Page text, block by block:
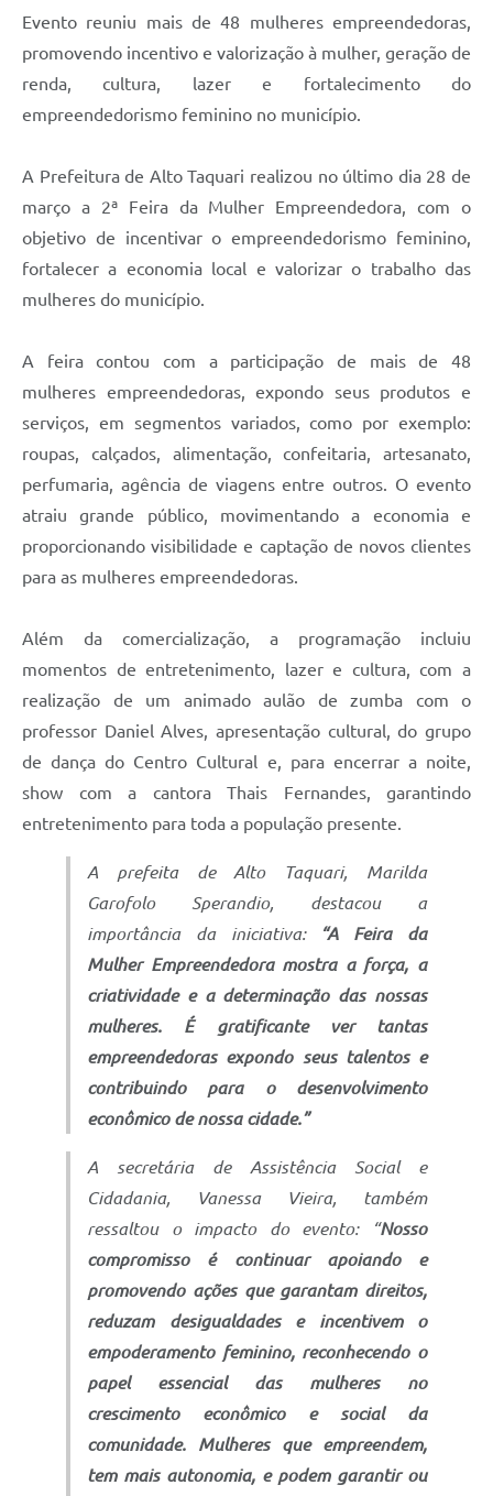
Evento reuniu mais de 48 mulheres empreendedoras,
promovendo incentivo e valorização à mulher, geração de
renda, cultura, lazer e fortalecimento do
empreendedorismo feminino no município.
A Prefeitura de Alto Taquari realizou no último dia 28 de
março a 2ª Feira da Mulher Empreendedora, com o
objetivo de incentivar o empreendedorismo feminino,
fortalecer a economia local e valorizar o trabalho das
mulheres do município.
A feira contou com a participação de mais de 48
mulheres empreendedoras, expondo seus produtos e
serviços, em segmentos variados, como por exemplo:
roupas, calçados, alimentação, confeitaria, artesanato,
perfumaria, agência de viagens entre outros. O evento
atraiu grande público, movimentando a economia e
proporcionando visibilidade e captação de novos clientes
para as mulheres empreendedoras.
Além da comercialização, a programação incluiu
momentos de entretenimento, lazer e cultura, com a
realização de um animado aulão de zumba com o
professor Daniel Alves, apresentação cultural, do grupo
de dança do Centro Cultural e, para encerrar a noite,
show com a cantora Thais Fernandes, garantindo
entretenimento para toda a população presente.
A prefeita de Alto Taquari, Marilda
Garofolo Sperandio, destacou a
importância da iniciativa:
“A Feira da
Mulher Empreendedora mostra a força, a
criatividade e a determinação das nossas
mulheres. É gratificante ver tantas
empreendedoras expondo seus talentos e
contribuindo para o desenvolvimento
econômico de nossa cidade.”
A secretária de Assistência Social e
Cidadania, Vanessa Vieira, também
ressaltou o impacto do evento: “Nosso
compromisso é continuar apoiando e
promovendo ações que garantam direitos,
reduzam desigualdades e incentivem o
empoderamento feminino, reconhecendo o
papel essencial das mulheres no
crescimento econômico e social da
comunidade. Mulheres que empreendem,
tem mais autonomia, e podem garantir ou